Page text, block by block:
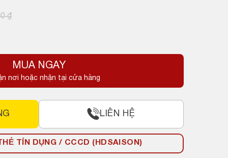
₫
MUA NGAY
nơi hoặc nhận tại cửa hàng
LIÊN HỆ
TÍN DỤNG / CCCD (HDSAISON)